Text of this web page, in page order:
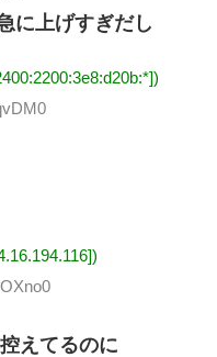
に上げすぎだし
えてるのに